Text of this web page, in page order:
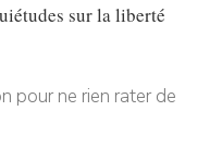
sur la liberté